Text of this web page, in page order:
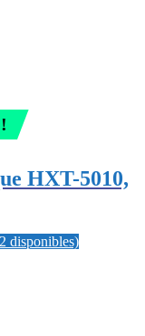
HXT-5010,
disponibles)